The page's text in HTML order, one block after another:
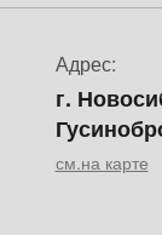
Адрес:
г.
см.на карте